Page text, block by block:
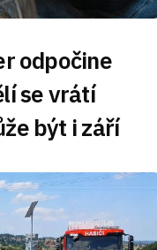
odpočine
se vrátí
být i září